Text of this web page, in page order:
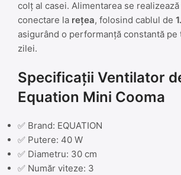
colț al casei. Alimentarea se
conectare la rețea, folosind cablul de
asigurând o performanță constantă pe
zilei.
Specificații Ventilator
Equation Mini Cooma
✅ Brand: EQUATION
✅ Putere: 40 W
✅ Diametru: 30 cm
✅ Număr viteze: 3